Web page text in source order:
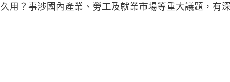
久用？事涉國內產業、勞工及就業市場等重大議題，有